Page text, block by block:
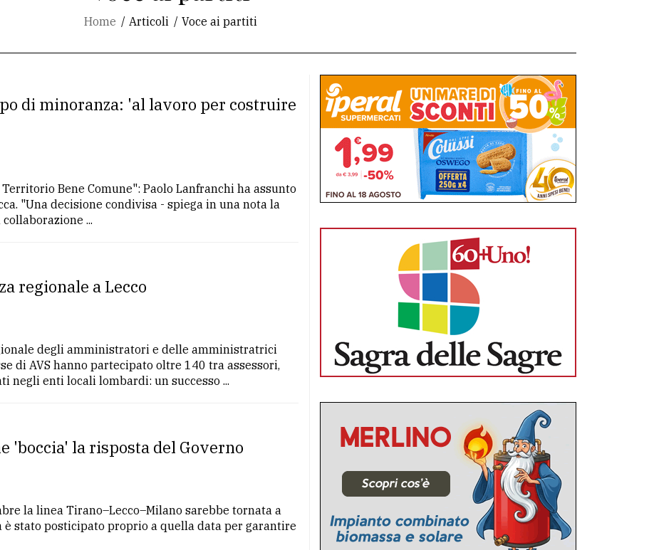
Home Articoli Voce ai partiti
di minoranza: 'al lavoro per costruire
Bene Comune": Paolo Lanfranchi ha assunto
"Una decisione condivisa - spiega in una nota la
...
regionale a Lecco
degli amministratori e delle amministratrici
di AVS hanno partecipato oltre 140 tra assessori,
negli enti locali lombardi: un successo ...
'boccia' la risposta del Governo
la linea Tirano–Lecco–Milano sarebbe tornata a
è stato posticipato proprio a quella data per garantire